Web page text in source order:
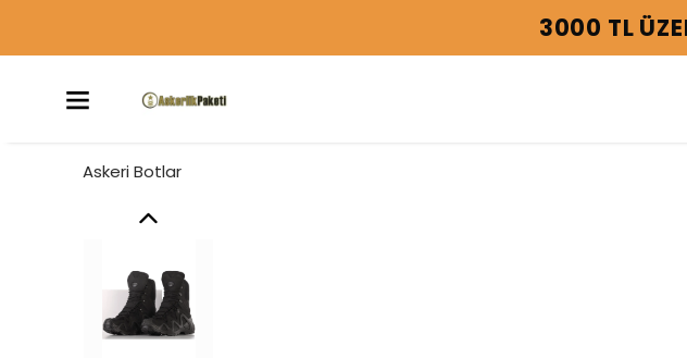
3000 TL
Askeri Botlar